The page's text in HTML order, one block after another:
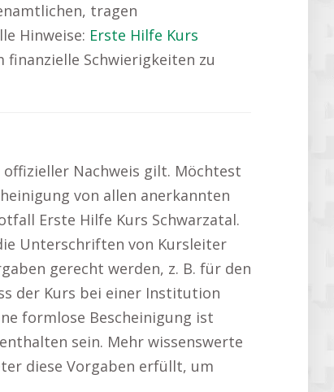
tragen
Hinweise: Erste Hilfe Kurs
Schwierigkeiten zu
offizieller Nachweis gilt. Möchtest
von allen anerkannten
Erste Hilfe Kurs Schwarzatal.
Unterschriften von Kursleiter
gerecht werden, z. B. für den
der Kurs bei einer Institution
formlose Bescheinigung ist
sein. Mehr wissenswerte
diese Vorgaben erfüllt, um